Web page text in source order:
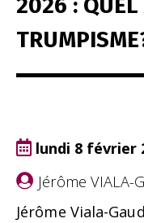
lundi 8 février
Jérôme VIALA-
Jérôme Viala-